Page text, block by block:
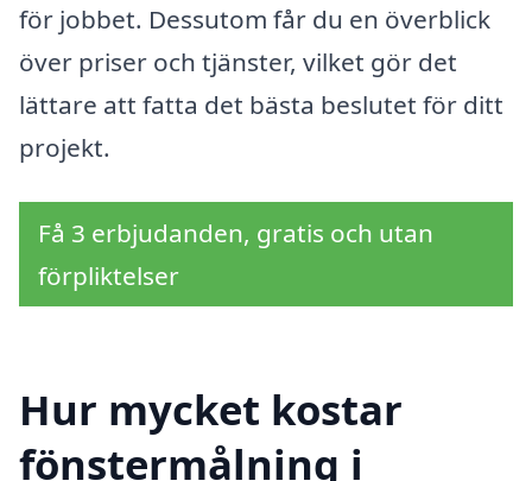
för jobbet. Dessutom får du en överblick
över priser och tjänster, vilket gör det
lättare att fatta det bästa beslutet för ditt
projekt.
Få 3 erbjudanden, gratis och utan
förpliktelser
Hur mycket kostar
fönstermålning i